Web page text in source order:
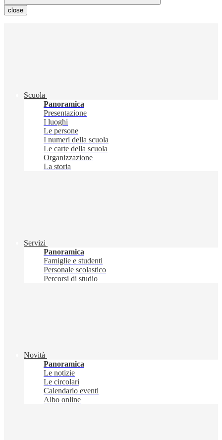
close
Scuola
Panoramica
Presentazione
I luoghi
Le persone
I numeri della scuola
Le carte della scuola
Organizzazione
La storia
Servizi
Panoramica
Famiglie e studenti
Personale scolastico
Percorsi di studio
Novità
Panoramica
Le notizie
Le circolari
Calendario eventi
Albo online